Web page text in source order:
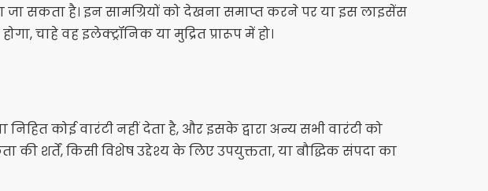
जा सकता है। इन सामग्रियों को देखना समाप्त करने पर या इस लाइसेंस
चाहे वह इलेक्ट्रॉनिक या मुद्रित प्रारूप में हो।
कोई वारंटी नहीं देता है, और इसके द्वारा अन्य सभी वारंटी को
की शर्तें, किसी विशेष उद्देश्य के लिए उपयुक्तता, या बौद्धिक संपदा का